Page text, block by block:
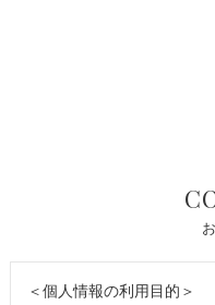
＜個人情報の利用目的＞